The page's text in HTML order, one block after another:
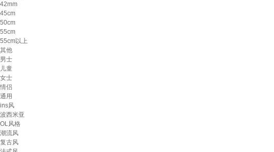
42mm
45cm
50cm
55cm
55cm以上
其他
男士
儿童
女士
情侣
通用
ins风
波西米亚
OL风格
潮流风
复古风